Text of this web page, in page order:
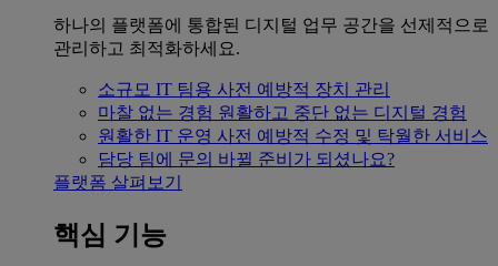
하나의 플랫폼에 통합된 디지털 업무 공간을 선제적으로
관리하고 최적화하세요.
소규모 IT 팀용 사전 예방적 장치 관리
마찰 없는 경험 원활하고 중단 없는 디지털 경험
원활한 IT 운영 사전 예방적 수정 및 탁월한 서비스
담당 팀에 문의 바뀔 준비가 되셨나요?
플랫폼 살펴보기
핵심 기능